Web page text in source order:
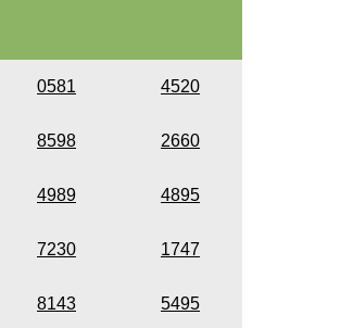
0581 4520
8598 2660
4989 4895
7230 1747
8143 5495